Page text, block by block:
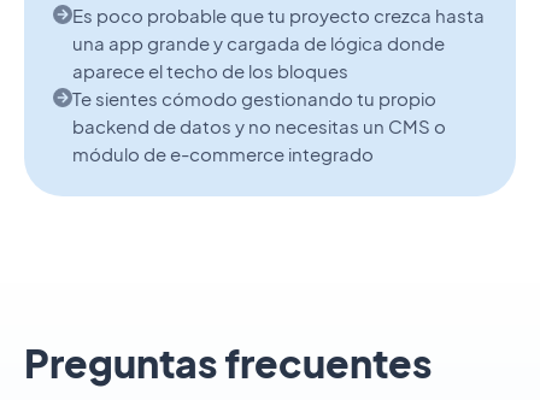
Es poco probable que tu proyecto crezca hasta
una app grande y cargada de lógica donde
aparece el techo de los bloques
Te sientes cómodo gestionando tu propio
backend de datos y no necesitas un CMS o
módulo de e-commerce integrado
Preguntas frecuentes